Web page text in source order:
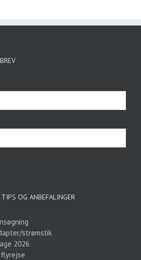
OG ANBEFALINGER
strømstik
2026